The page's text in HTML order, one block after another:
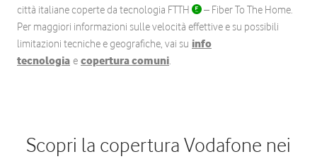
città italiane coperte da tecnologia FTTH
– Fiber To The Home.
Per maggiori informazioni sulle velocità effettive e su possibili
limitazioni tecniche e geografiche, vai su info
tecnologia e copertura comuni.
Scopri la copertura Vodafone nei